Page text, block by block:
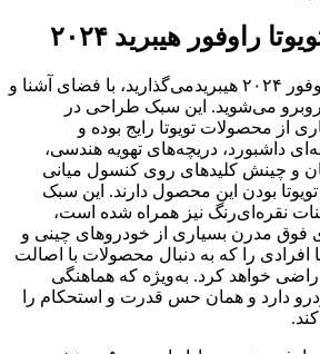
راوفور هیبرید ۲۰۲۴
بعد از آنکه پا به کابین راوفور ۲۰۲۴ هیبریدمی‌گذارید، با فضای آشنا و
می‌شوید. این سبک طراحی در
از محصولات تویوتا رایج بوده و
داشبورد، دریچه‌های تهویه هندسی،
و چینش کلیدهای روی کنسول میانی
بودن این محصول دارند. این سبک
نقره‌ای‌رنگ نیز همراه شده است،
فوق مدرن بسیاری از خودروهای چینی و
افرادی را که به دنبال محصولات با اصالت
خواهد کرد. به‌ویژه که هماهنگی
دارد و همان حس قدرت و استحکام را